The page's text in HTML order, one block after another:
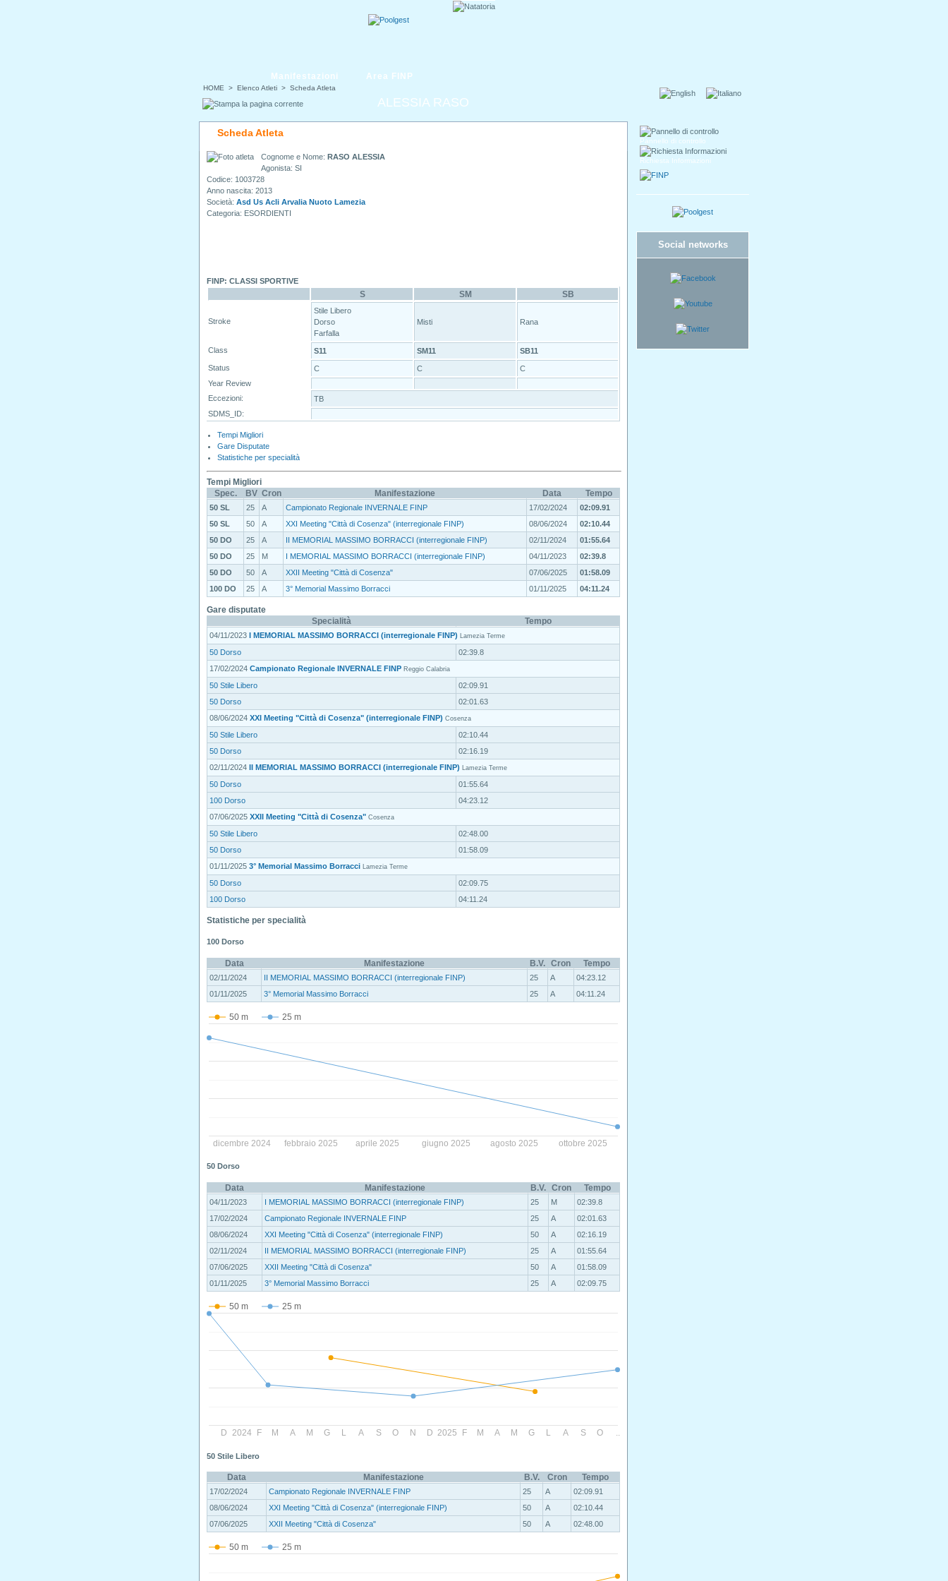
HOME > Elenco Atleti > Scheda Atleta
Manifestazioni Area FINP
ALESSIA RASO
Scheda Atleta
Cognome e Nome: RASO ALESSIA
Agonista: SI
Codice: 1003728
Anno nascita: 2013
Società: Asd Us Acli Arvalia Nuoto Lamezia
Categoria: ESORDIENTI
FINP: CLASSI SPORTIVE
S SM SB
Stroke
Stile Libero
Dorso
Farfalla
Misti Rana
Class S11 SM11
SB11
Status
C C
C
Year Review
Eccezioni:
TB
SDMS_ID:
Tempi Migliori
Gare Disputate
Statistiche per specialità
Tempi Migliori
Spec.
BV Cron Manifestazione Data Tempo
50 SL 25 A Campionato Regionale INVERNALE FINP 17/02/2024
02:09.91
50 SL
50 A XXI Meeting "Città di Cosenza" (interregionale FINP) 08/06/2024
02:10.44
50 DO
25 A II MEMORIAL MASSIMO BORRACCI (interregionale FINP) 02/11/2024
01:55.64
50 DO
25 M I MEMORIAL MASSIMO BORRACCI (interregionale FINP) 04/11/2023
02:39.8
50 DO
50 A XXII Meeting "Città di Cosenza" 07/06/2025
01:58.09
100 DO
25 A 3° Memorial Massimo Borracci 01/11/2025 04:11.24
Gare disputate
Specialità
Tempo
04/11/2023 I MEMORIAL MASSIMO BORRACCI (interregionale FINP) Lamezia Terme
50 Dorso
02:39.8
17/02/2024 Campionato Regionale INVERNALE FINP Reggio Calabria
50 Stile Libero
02:09.91
50 Dorso
02:01.63
08/06/2024 XXI Meeting "Città di Cosenza" (interregionale FINP) Cosenza
50 Stile Libero
02:10.44
50 Dorso
02:16.19
02/11/2024 II MEMORIAL MASSIMO BORRACCI (interregionale FINP) Lamezia Terme
50 Dorso
01:55.64
100 Dorso
04:23.12
07/06/2025 XXII Meeting "Città di Cosenza" Cosenza
50 Stile Libero
02:48.00
50 Dorso
01:58.09
01/11/2025 3° Memorial Massimo Borracci Lamezia Terme
50 Dorso
02:09.75
100 Dorso
04:11.24
Statistiche per specialità
100 Dorso
Data Manifestazione B.V. Cron Tempo
02/11/2024 II MEMORIAL MASSIMO BORRACCI (interregionale FINP) 25 A
04:23.12
01/11/2025
3° Memorial Massimo Borracci 25 A 04:11.24
50 m 25 m
dicembre 2024 febbraio 2025 aprile 2025 giugno 2025 agosto 2025 ottobre 2025
50 Dorso
Data Manifestazione B.V. Cron Tempo
04/11/2023 I MEMORIAL MASSIMO BORRACCI (interregionale FINP) 25 M
02:39.8
17/02/2024
Campionato Regionale INVERNALE FINP 25 A
02:01.63
08/06/2024
XXI Meeting "Città di Cosenza" (interregionale FINP) 50 A
02:16.19
02/11/2024
II MEMORIAL MASSIMO BORRACCI (interregionale FINP) 25 A
01:55.64
07/06/2025
XXII Meeting "Città di Cosenza" 50 A
01:58.09
01/11/2025
3° Memorial Massimo Borracci 25 A 02:09.75
50 m 25 m
2024 2025
D F M A M G L A S O N D F M A M G L A S O ..
50 Stile Libero
Data Manifestazione B.V. Cron Tempo
17/02/2024 Campionato Regionale INVERNALE FINP 25 A
02:09.91
08/06/2024
XXI Meeting "Città di Cosenza" (interregionale FINP) 50 A
02:10.44
07/06/2025
XXII Meeting "Città di Cosenza" 50 A 02:48.00
50 m 25 m
Pannello di controllo
Richiesta Informazioni
Social networks